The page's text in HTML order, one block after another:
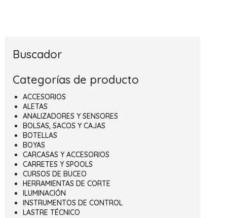
Buscador
Categorías de producto
ACCESORIOS
ALETAS
ANALIZADORES Y SENSORES
BOLSAS, SACOS Y CAJAS
BOTELLAS
BOYAS
CARCASAS Y ACCESORIOS
CARRETES Y SPOOLS
CURSOS DE BUCEO
HERRAMIENTAS DE CORTE
ILUMINACIÓN
INSTRUMENTOS DE CONTROL
LASTRE TÉCNICO